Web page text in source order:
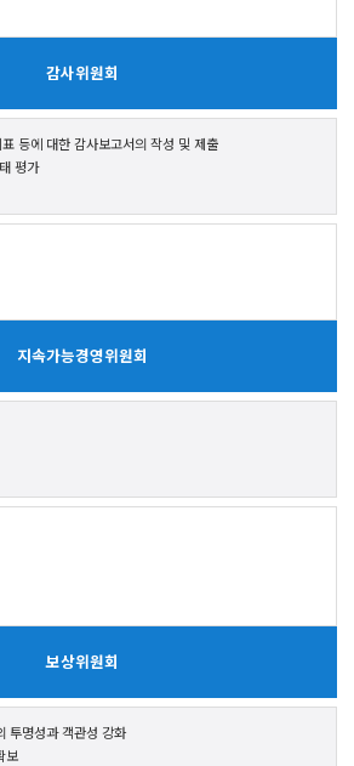
감사위원회
등에 대한 감사보고서의 작성 및 제출
평가
지속가능경영위원회
보상위원회
투명성과 객관성 강화
보